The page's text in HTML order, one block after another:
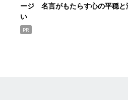
ージ 名言がもたらす心の平穏と
い
PR